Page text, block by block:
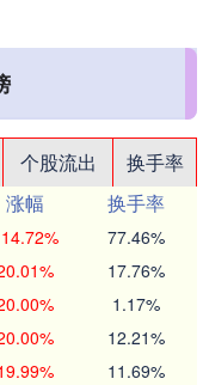
个股流出
换手率
涨幅
换手率
77.46%
17.76%
1.17%
12.21%
11.69%